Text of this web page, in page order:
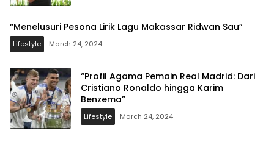
“Menelusuri Pesona Lirik Lagu Makassar Ridwan Sau”
Lifestyle March 24, 2024
“Profil Agama Pemain Real Madrid: Dari
Cristiano Ronaldo hingga Karim
Benzema”
Lifestyle March 24, 2024